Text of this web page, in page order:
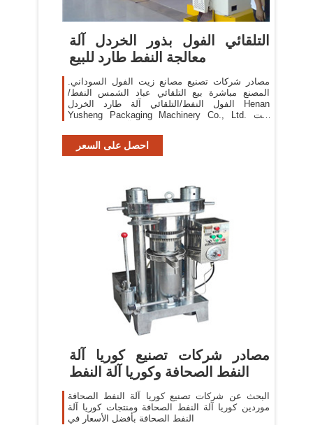
التلقائي الفول بذور الخردل آلة
معالجة النفط طارد للبيع
مصادر شركات تصنيع مصانع زيت الفول السوداني.
المصنع مباشرة بيع التلقائي عباد الشمس النفط/
الفول النفط/التلقائي آلة طارد الخردل Henan
Yusheng Packaging Machinery Co., Ltd. زيت
احصل على السعر
مصادر شركات تصنيع كوريا آلة
النفط الصحافة وكوريا آلة النفط
البحث عن شركات تصنيع كوريا آلة النفط الصحافة
موردين كوريا آلة النفط الصحافة ومنتجات كوريا آلة
النفط الصحافة بأفضل الأسعار في